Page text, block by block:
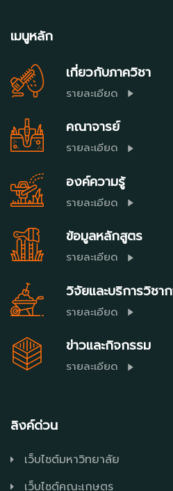
เมนูหลัก
เกี่ยวกับภาควิชา
รายละเอียด
คณาจารย์
รายละเอียด
องค์ความรู้
รายละเอียด
ข้อมูลหลักสูตร
รายละเอียด
วิจัยและบริการวิชา
รายละเอียด
ข่าวและกิจกรรม
รายละเอียด
ลิงค์ด่วน
เว็บไซต์มหาวิทยาลัย
เว็บไซต์คณะเกษตร